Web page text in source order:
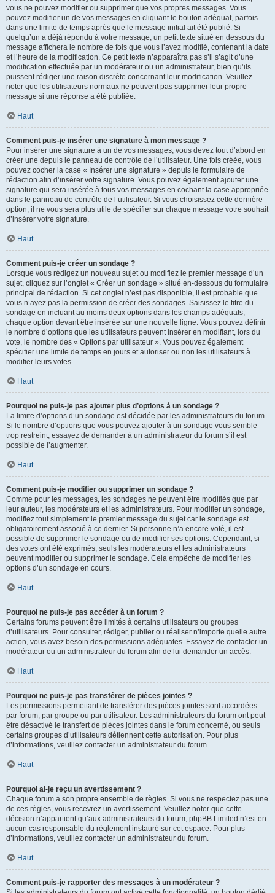
vous ne pouvez modifier ou supprimer que vos propres messages. Vous
pouvez modifier un de vos messages en cliquant le bouton adéquat, parfois
dans une limite de temps après que le message initial ait été publié. Si
quelqu’un a déjà répondu à votre message, un petit texte situé en dessous du
message affichera le nombre de fois que vous l’avez modifié, contenant la date
et l’heure de la modification. Ce petit texte n’apparaîtra pas s’il s’agit d’une
modification effectuée par un modérateur ou un administrateur, bien qu’ils
puissent rédiger une raison discrète concernant leur modification. Veuillez
noter que les utilisateurs normaux ne peuvent pas supprimer leur propre
message si une réponse a été publiée.
Haut
Comment puis-je insérer une signature à mon message ?
Pour insérer une signature à un de vos messages, vous devez tout d’abord en
créer une depuis le panneau de contrôle de l’utilisateur. Une fois créée, vous
pouvez cocher la case « Insérer une signature » depuis le formulaire de
rédaction afin d’insérer votre signature. Vous pouvez également ajouter une
signature qui sera insérée à tous vos messages en cochant la case appropriée
dans le panneau de contrôle de l’utilisateur. Si vous choisissez cette dernière
option, il ne vous sera plus utile de spécifier sur chaque message votre souhait
d’insérer votre signature.
Haut
Comment puis-je créer un sondage ?
Lorsque vous rédigez un nouveau sujet ou modifiez le premier message d’un
sujet, cliquez sur l’onglet « Créer un sondage » situé en-dessous du formulaire
principal de rédaction. Si cet onglet n’est pas disponible, il est probable que
vous n’ayez pas la permission de créer des sondages. Saisissez le titre du
sondage en incluant au moins deux options dans les champs adéquats,
chaque option devant être insérée sur une nouvelle ligne. Vous pouvez définir
le nombre d’options que les utilisateurs peuvent insérer en modifiant, lors du
vote, le nombre des « Options par utilisateur ». Vous pouvez également
spécifier une limite de temps en jours et autoriser ou non les utilisateurs à
modifier leurs votes.
Haut
Pourquoi ne puis-je pas ajouter plus d’options à un sondage ?
La limite d’options d’un sondage est décidée par les administrateurs du forum.
Si le nombre d’options que vous pouvez ajouter à un sondage vous semble
trop restreint, essayez de demander à un administrateur du forum s’il est
possible de l’augmenter.
Haut
Comment puis-je modifier ou supprimer un sondage ?
Comme pour les messages, les sondages ne peuvent être modifiés que par
leur auteur, les modérateurs et les administrateurs. Pour modifier un sondage,
modifiez tout simplement le premier message du sujet car le sondage est
obligatoirement associé à ce dernier. Si personne n’a encore voté, il est
possible de supprimer le sondage ou de modifier ses options. Cependant, si
des votes ont été exprimés, seuls les modérateurs et les administrateurs
peuvent modifier ou supprimer le sondage. Cela empêche de modifier les
options d’un sondage en cours.
Haut
Pourquoi ne puis-je pas accéder à un forum ?
Certains forums peuvent être limités à certains utilisateurs ou groupes
d’utilisateurs. Pour consulter, rédiger, publier ou réaliser n’importe quelle autre
action, vous avez besoin des permissions adéquates. Essayez de contacter un
modérateur ou un administrateur du forum afin de lui demander un accès.
Haut
Pourquoi ne puis-je pas transférer de pièces jointes ?
Les permissions permettant de transférer des pièces jointes sont accordées
par forum, par groupe ou par utilisateur. Les administrateurs du forum ont peut-
être désactivé le transfert de pièces jointes dans le forum concerné, ou seuls
certains groupes d’utilisateurs détiennent cette autorisation. Pour plus
d’informations, veuillez contacter un administrateur du forum.
Haut
Pourquoi ai-je reçu un avertissement ?
Chaque forum a son propre ensemble de règles. Si vous ne respectez pas une
de ces règles, vous recevrez un avertissement. Veuillez noter que cette
décision n’appartient qu’aux administrateurs du forum, phpBB Limited n’est en
aucun cas responsable du règlement instauré sur cet espace. Pour plus
d’informations, veuillez contacter un administrateur du forum.
Haut
Comment puis-je rapporter des messages à un modérateur ?